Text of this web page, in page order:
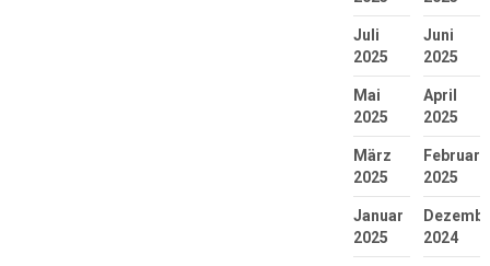
Juli
2025
Juni
2025
Mai
2025
April
2025
März
2025
Februar
2025
Januar
2025
2024